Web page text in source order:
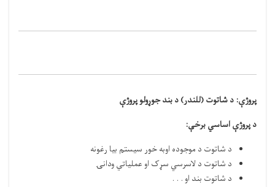
پروژې: د شاتوت (للندر) د بند جوړولو پروژې
د پروژې اساسي برخې:
د شاتوت د موجوده اوبه خور سيستم بیا رغونه
د شاتوت د لاسرسي سړک او عملیاتي ودانۍ
د شاتوت بند او . . .